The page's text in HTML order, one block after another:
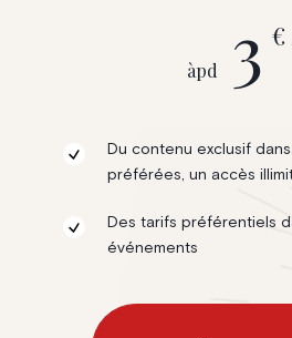
àpd 3 €
Du contenu exclusif
préférées, un accès
Des tarifs préférentiels
événements